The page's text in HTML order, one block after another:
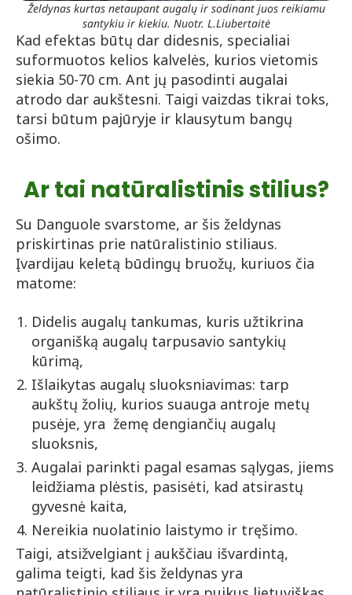
Želdynas kurtas netaupant augalų ir sodinant juos reikiamu
santykiu ir kiekiu. Nuotr. L.Liubertaitė
Kad efektas būtų dar didesnis, specialiai
suformuotos kelios kalvelės, kurios vietomis
siekia 50-70 cm. Ant jų pasodinti augalai
atrodo dar aukštesni. Taigi vaizdas tikrai toks,
tarsi būtum pajūryje ir klausytum bangų
ošimo.
Ar tai natūralistinis stilius?
Su Danguole svarstome, ar šis želdynas
priskirtinas prie natūralistinio stiliaus.
Įvardijau keletą būdingų bruožų, kuriuos čia
matome:
Didelis augalų tankumas, kuris užtikrina
organišką augalų tarpusavio santykių
kūrimą,
Išlaikytas augalų sluoksniavimas: tarp
aukštų žolių, kurios suauga antroje metų
pusėje, yra žemę dengiančių augalų
sluoksnis,
Augalai parinkti pagal esamas sąlygas, jiems
leidžiama plėstis, pasisėti, kad atsirastų
gyvesnė kaita,
Nereikia nuolatinio laistymo ir tręšimo.
Taigi, atsižvelgiant į aukščiau išvardintą,
galima teigti, kad šis želdynas yra